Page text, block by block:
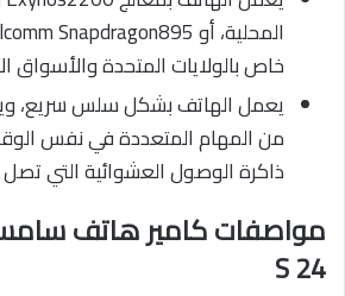
خاص بالولايات المتحدة والأسواق
يعمل الهاتف بشكل سلس سريع،
من المهام المتعددة في نفس
ذاكرة الوصول العشوائية التي تصل إلى 12 جيجا
مواصفات كامير هاتف
S 24